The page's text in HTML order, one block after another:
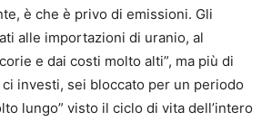
è che è privo di emissioni. Gli
alle importazioni di uranio, al
e dai costi molto alti”, ma più di
investi, sei bloccato per un periodo
lungo” visto il ciclo di vita dell’intero